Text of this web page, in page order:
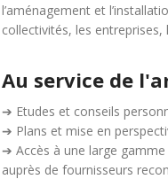
l’aménagement et
collectivités, les entreprises,
Au service de
➔ Etudes et conseils
➔ Plans et mise en
➔ Accès à une large
auprès de fournisseurs